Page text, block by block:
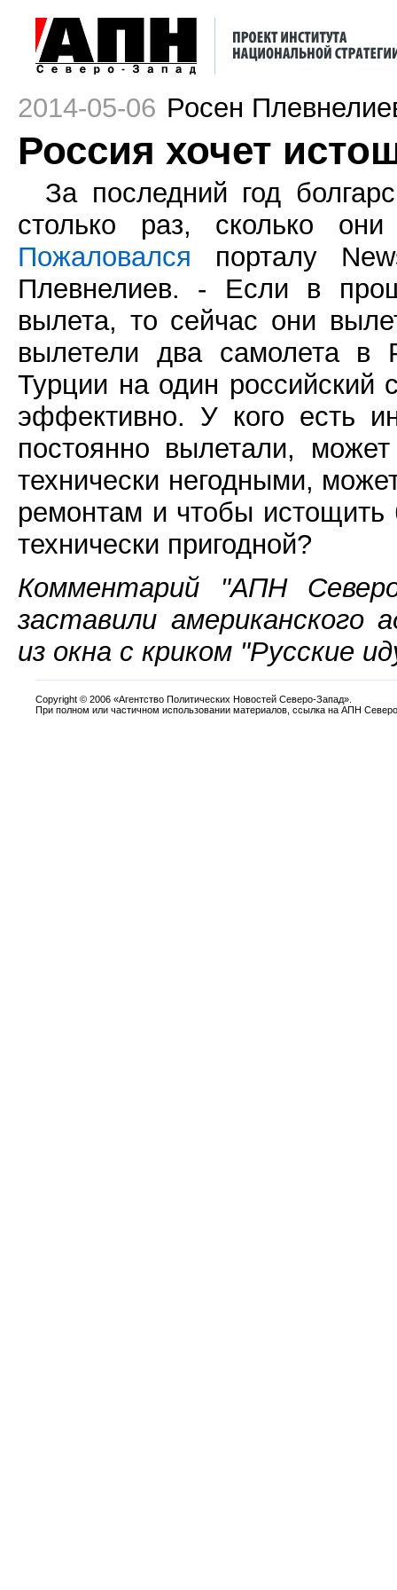
2014-05-06 Росен
Россия хочет
За последний год
столько раз, сколько
Пожаловался порталу
Плевнелиев. - Если в
вылета, то сейчас они
вылетели два самолета
Турции на один российский
эффективно. У кого есть
постоянно вылетали,
технически негодными,
ремонтам и чтобы
технически пригодной?
Комментарий "АПН
заставили американского
из окна с криком "Русские
Copyright © 2006 «Агентство Политических Новостей Северо-Запад».
При полном или частичном использовании материалов, ссылка на АПН